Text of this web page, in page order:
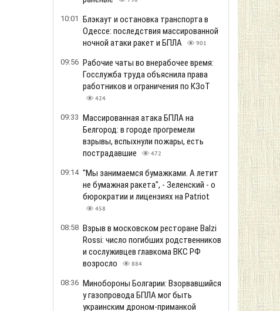
10:01 Блэкаут и остановка транспорта в
Одессе: последствия массированной
ночной атаки ракет и БПЛА
901
09:56 Рабочие чаты во внерабочее время:
Госслужба труда объяснила права
работников и ограничения по КЗоТ
424
09:33 Массированная атака БПЛА на
Белгород: в городе прогремели
взрывы, вспыхнули пожары, есть
пострадавшие
472
09:14 "Мы занимаемся бумажками. А летит
не бумажная ракета", - Зеленский - о
бюрократии и лицензиях на Patriot
458
08:58 Взрыв в московском ресторане Balzi
Rossi: число погибших родственников
и сослуживцев главкома ВКС РФ
возросло
884
08:36 Минобороны Болгарии: Взорвавшийся
у газопровода БПЛА мог быть
украинским дроном-приманкой